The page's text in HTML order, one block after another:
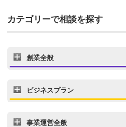
カテゴリーで相談を探す
創業全般
ビジネスプラン
事業運営全般